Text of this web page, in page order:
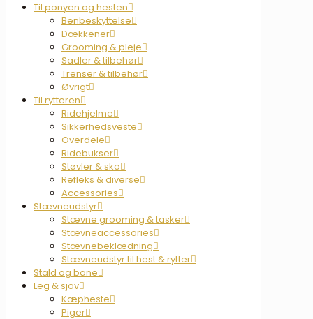
Til ponyen og hesten
Benbeskyttelse
Dækkener
Grooming & pleje
Sadler & tilbehør
Trenser & tilbehør
Øvrigt
Til rytteren
Ridehjelme
Sikkerhedsveste
Overdele
Ridebukser
Støvler & sko
Refleks & diverse
Accessories
Stævneudstyr
Stævne grooming & tasker
Stævneaccessories
Stævnebeklædning
Stævneudstyr til hest & rytter
Stald og bane
Leg & sjov
Kæpheste
Piger